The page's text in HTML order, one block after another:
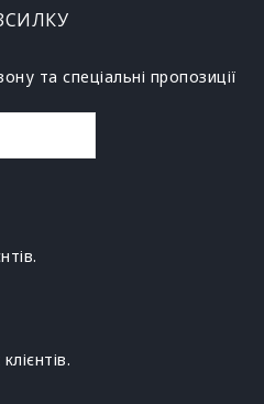
та спеціальні пропозиції